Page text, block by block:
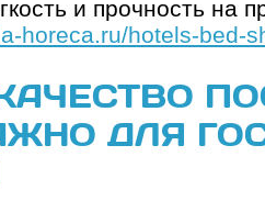
и прочность на
horeca.ru/hotels-bed-
ДЛЯ